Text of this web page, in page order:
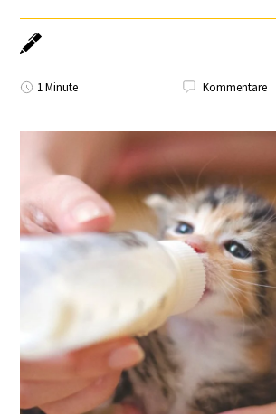
1 Minute Kommentare